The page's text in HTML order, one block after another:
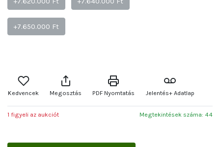
+7.650.000 Ft
Kedvencek Megosztás PDF Nyomtatás Jelentés+ Adatlap
1 figyeli az aukciót Megtekintések száma: 44